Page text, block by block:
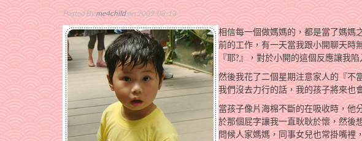
Posted Byme4childon 2009-08-13
相信每一個做媽媽的，都是當了媽媽
前的工作，有一天當我跟小開聊天時
『耶?』，對於小開的這個反應讓我
然後我花了二個星期注意家人的『不
我們沒去力行的話，我的孩子將來也
當孩子像片海棉不斷的在吸收時，他
於那個屁字讓我一直耿耿於懷，然後
問候人家媽媽，同事女兒也常掛嘴裡